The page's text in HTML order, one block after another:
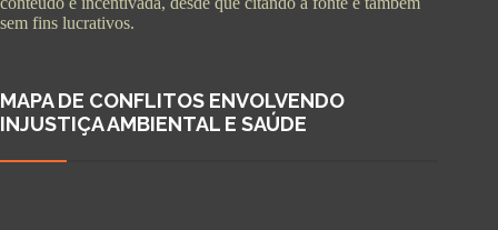
sem fins lucrativos.
MAPA DE CONFLITOS ENVOLVENDO
INJUSTIÇA AMBIENTAL E SAÚDE